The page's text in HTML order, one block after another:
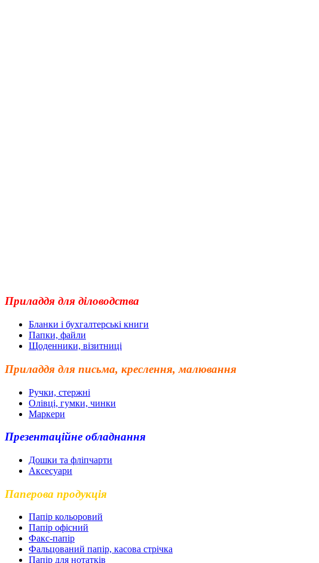
Приладдя для діловодства
Бланки і бухгалтерські книги
Папки, файли
Щоденники, візитниці
Приладдя для письма, креслення, малювання
Ручки, стержні
Олівці, гумки, чинки
Маркери
Презентаційне обладнання
Дошки та фліпчарти
Аксесуари
Паперова продукція
Папір кольоровий
Папір офісний
Факс-папір
Фальцований папір, касова стрічка
Папір для нотатків